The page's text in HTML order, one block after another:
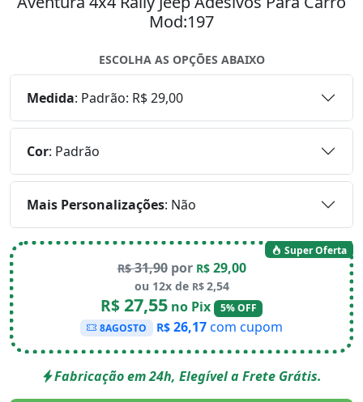
Mod:197
ESCOLHA AS OPÇÕES ABAIXO
Medida: Padrão: R$ 29,00
Cor: Padrão
Mais Personalizações: Não
Super Oferta
R$31,90por R$ 29,00
ou 12x de R$2,54
R$27,55no Pix
5% OFF
8AGOSTO
R$ 26,17com cupom
Fabricação em 24h, Elegível a Frete Grátis.